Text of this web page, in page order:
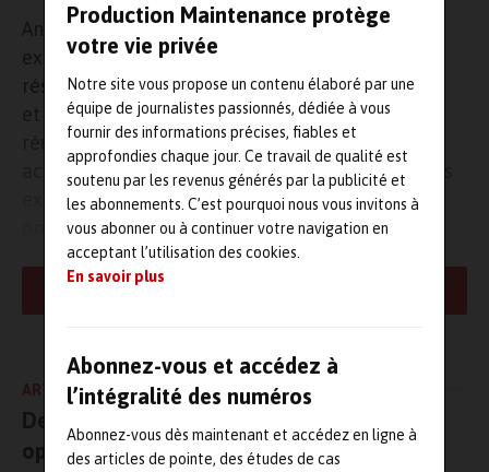
Production Maintenance protège
votre vie privée
Notre site vous propose un contenu élaboré par une
équipe de journalistes passionnés, dédiée à vous
fournir des informations précises, fiables et
approfondies chaque jour. Ce travail de qualité est
soutenu par les revenus générés par la publicité et
les abonnements. C’est pourquoi nous vous invitons à
vous abonner ou à continuer votre navigation en
acceptant l’utilisation des cookies.
En savoir plus
Abonnez-vous et accédez à
l’intégralité des numéros
Abonnez-vous dès maintenant et accédez en ligne à
des articles de pointe, des études de cas
Annoncé le 2 mars dernier pour faire face aux
exigences croissantes de souveraineté, de
résilience et de compétitivité de la Supply chain
et de l’industrie, cette coopération stratégique
réunitDimoMaint, Migen et Savoye. Ces trois
acteurs français ont ainsi décidé de fédérer leurs
expertises afin d’accompagner la performance
opérationnelle des sites industriels.
Ce partenariat est né d’un constat partagé et vécu par leurs
nous avons l’ambition de mettre la donnée maintenance au
cœur des projets industriels et logistiques, dès la conception des
installations et jusqu’à leur exploitation. La
élément clé», explique Jean-Luc Sanjosé, directeur commercial
de DimoMaint.
ARTICLE PRÉCÉDENT
De l’identification à la continuité
opérationnelle : comment TSC Auto ID